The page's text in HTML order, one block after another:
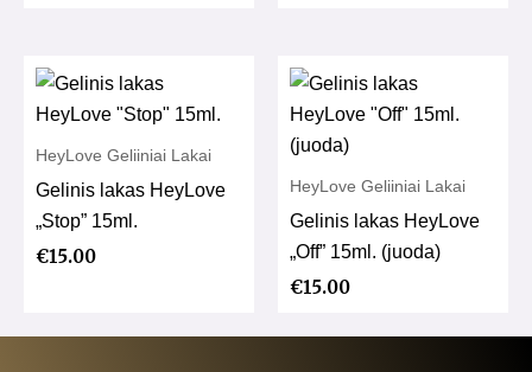
HeyLove Geliiniai Lakai
Gelinis lakas HeyLove
„Stop” 15ml.
€15.00
HeyLove Geliiniai Lakai
Gelinis lakas HeyLove
„Off” 15ml. (juoda)
€15.00